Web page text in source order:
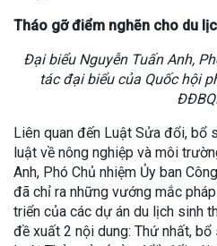
Tháo gỡ điểm nghẽn cho du
Đại biểu Nguyễn Tuấn Anh,
tác đại biểu của Quốc hội
Liên quan đến Luật Sửa đổi, bổ
luật về nông nghiệp và môi
Anh, Phó Chủ nhiệm Ủy ban
đã chỉ ra những vướng mắc
triển của các dự án du lịch sinh
đề xuất 2 nội dung: Thứ nhất,